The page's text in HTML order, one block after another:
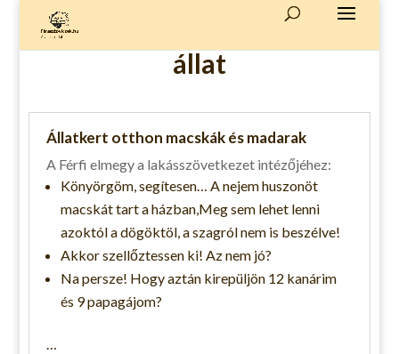
állat
Állatkert otthon macskák és madarak
A Férfi elmegy a lakásszövetkezet intézőjéhez:
Könyörgöm, segítesen… A nejem huszonöt
macskát tart a házban,Meg sem lehet lenni
azoktól a dögöktöl, a szagról nem is beszélve!
Akkor szellőztessen ki! Az nem jó?
Na persze! Hogy aztán kirepüljön 12 kanárim
és 9 papagájom?
…